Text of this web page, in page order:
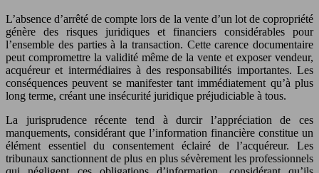
L’absence d’arrêté de compte lors de la vente d’un lot de copropriété
génère des risques juridiques et financiers considérables pour
l’ensemble des parties à la transaction. Cette carence documentaire
peut compromettre la validité même de la vente et exposer vendeur,
acquéreur et intermédiaires à des responsabilités importantes. Les
conséquences peuvent se manifester tant immédiatement qu’à plus
long terme, créant une insécurité juridique préjudiciable à tous.
La jurisprudence récente tend à durcir l’appréciation de ces
manquements, considérant que l’information financière constitue un
élément essentiel du consentement éclairé de l’acquéreur. Les
tribunaux sanctionnent de plus en plus sévèrement les professionnels